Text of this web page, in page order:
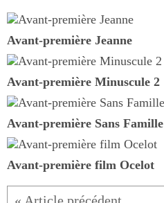
Avant-première Jeanne
Avant-première Minuscule 2
Avant-première Sans Famille
Avant-première film Ocelot